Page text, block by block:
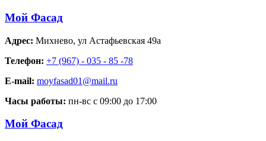
Мой Фасад
Адрес: Михнево, ул Астафьевская 49а
Телефон: +7 (967) - 035 - 85 -78
E-mail: moyfasad01@mail.ru
Часы работы: пн-вс с 09:00 до 17:00
Мой Фасад